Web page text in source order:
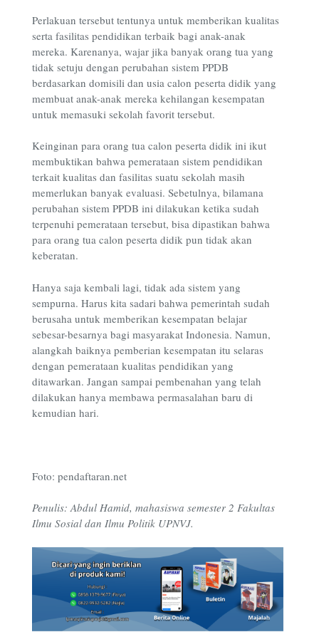
Perlakuan tersebut tentunya untuk memberikan kualitas
serta fasilitas pendidikan terbaik bagi anak-anak
mereka. Karenanya, wajar jika banyak orang tua yang
tidak setuju dengan perubahan sistem PPDB
berdasarkan domisili dan usia calon peserta didik yang
membuat anak-anak mereka kehilangan kesempatan
untuk memasuki sekolah favorit tersebut.
Keinginan para orang tua calon peserta didik ini ikut
membuktikan bahwa pemerataan sistem pendidikan
terkait kualitas dan fasilitas suatu sekolah masih
memerlukan banyak evaluasi. Sebetulnya, bilamana
perubahan sistem PPDB ini dilakukan ketika sudah
terpenuhi pemerataan tersebut, bisa dipastikan bahwa
para orang tua calon peserta didik pun tidak akan
keberatan.
Hanya saja kembali lagi, tidak ada sistem yang
sempurna. Harus kita sadari bahwa pemerintah sudah
berusaha untuk memberikan kesempatan belajar
sebesar-besarnya bagi masyarakat Indonesia. Namun,
alangkah baiknya pemberian kesempatan itu selaras
dengan pemerataan kualitas pendidikan yang
ditawarkan. Jangan sampai pembenahan yang telah
dilakukan hanya membawa permasalahan baru di
kemudian hari.
Foto: pendaftaran.net
Penulis: Abdul Hamid, mahasiswa semester 2 Fakultas
Ilmu Sosial dan Ilmu Politik UPNVJ.